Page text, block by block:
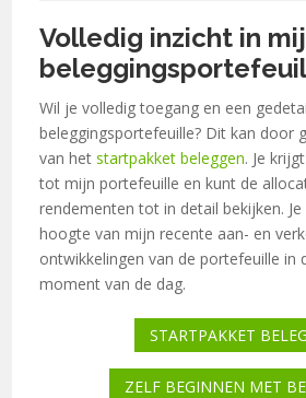
Volledig inzicht in
Wil je volledig toegang en een
beleggingsportefeuille? Dit kan door
van hetstartpakket beleggen. Je
tot mijn portefeuille en kunt de
rendementen tot in detail bekijken.
hoogte van mijn recente aan- en
ontwikkelingen van de portefeuille in
moment van de dag.
STARTPAKKET
ZELF BEGINNEN MET